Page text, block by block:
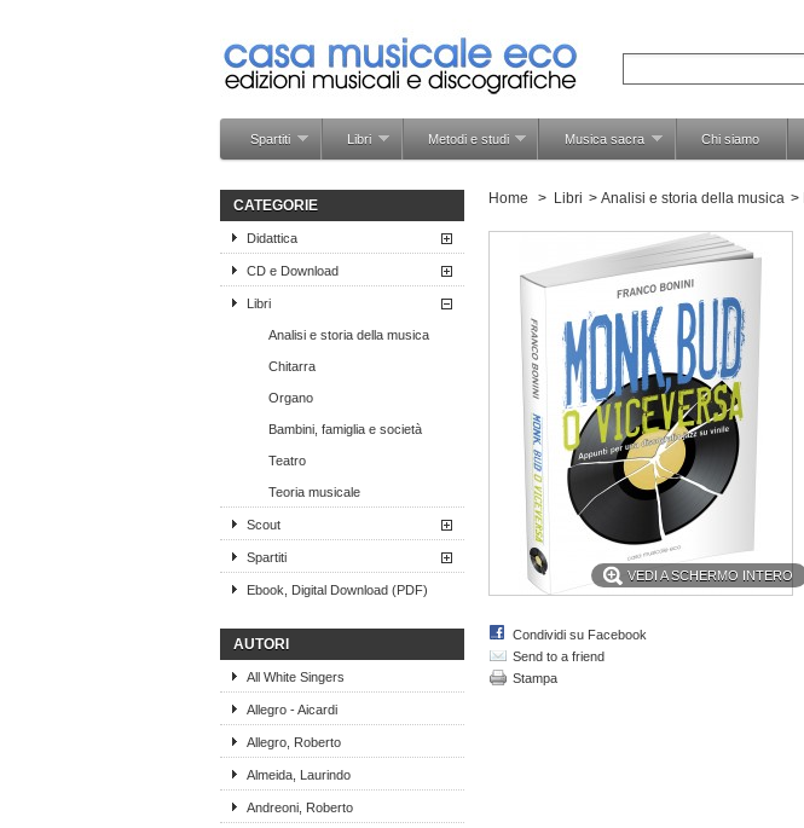
Spartiti Libri Metodi e studi Musica sacra Chi siamo
CATEGORIE
Didattica
CD e Download
Libri
Analisi e storia della musica
Chitarra
Organo
Bambini, famiglia e società
Teatro
Teoria musicale
Scout
Spartiti
Ebook, Digital Download (PDF)
AUTORI
All White Singers
Allegro - Aicardi
Allegro, Roberto
Almeida, Laurindo
Andreoni, Roberto
Home > Libri > Analisi e storia della musica >
VEDI A SCHERMO INTERO
Condividi su Facebook
Send to a friend
Stampa